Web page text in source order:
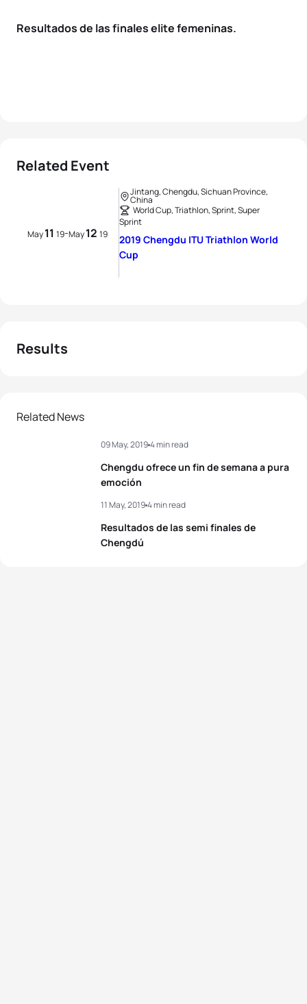
Resultados de las finales elite femeninas.
Related Event
May11 19-May12 19
Jintang, Chengdu, Sichuan Province,
China
World Cup, Triathlon, Sprint, Super
Sprint
2019 Chengdu ITU Triathlon World
Cup
Results
Related News
Chengdu ofrece un fin de semana a pura
emoción
09 May, 20194 min read
Resultados de las semi finales de
Chengdú
11 May, 20194 min read